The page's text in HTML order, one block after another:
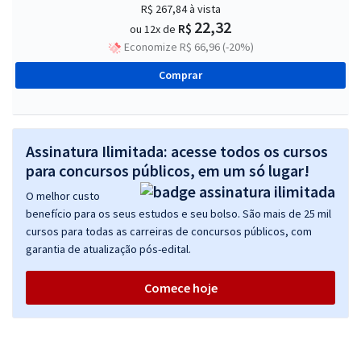
R$ 267,84à vista
ou 12x de R$ 22,32
Economize R$ 66,96 (-20%)
Comprar
Assinatura Ilimitada: acesse todos os cursos
para concursos públicos, em um só lugar!
O melhor custo
benefício para os seus estudos e seu bolso. São mais de 25 mil
cursos para todas as carreiras de concursos públicos, com
garantia de atualização pós-edital.
Comece hoje